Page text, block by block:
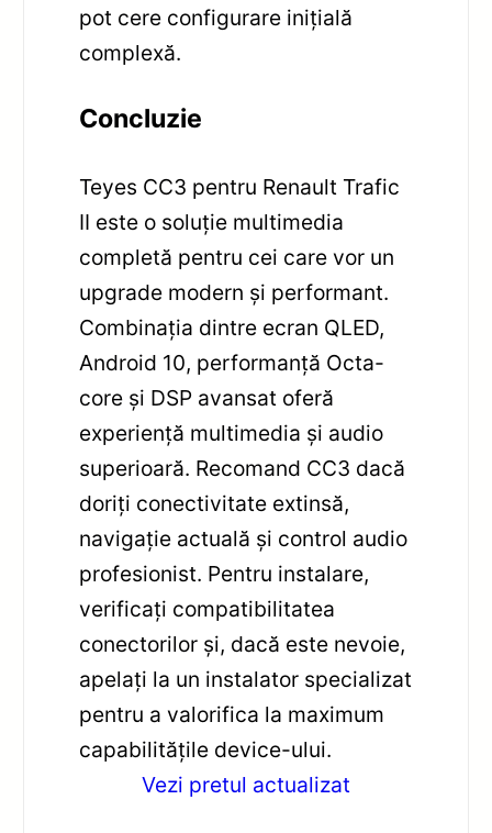
pot cere configurare inițială
complexă.
Concluzie
Teyes CC3 pentru Renault Trafic
II este o soluție multimedia
completă pentru cei care vor un
upgrade modern și performant.
Combinația dintre ecran QLED,
Android 10, performanță Octa-
core și DSP avansat oferă
experiență multimedia și audio
superioară. Recomand CC3 dacă
doriți conectivitate extinsă,
navigație actuală și control audio
profesionist. Pentru instalare,
verificați compatibilitatea
conectorilor și, dacă este nevoie,
apelați la un instalator specializat
pentru a valorifica la maximum
capabilitățile device-ului.
Vezi pretul actualizat